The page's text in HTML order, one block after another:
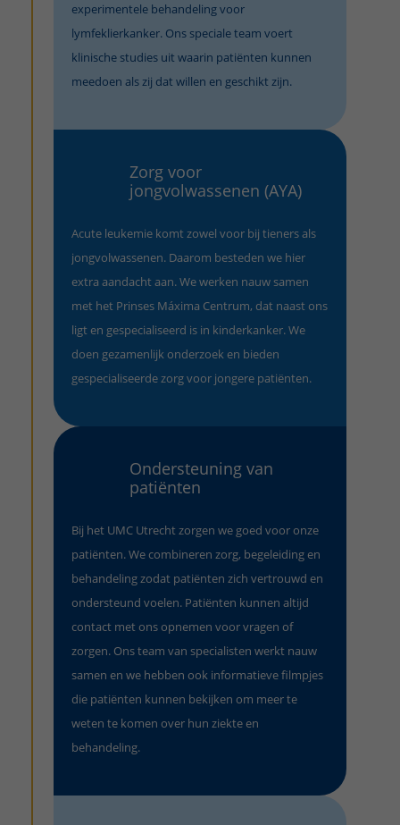
experimentele behandeling voor
lymfeklierkanker. Ons speciale team voert
klinische studies uit waarin patiënten kunnen
meedoen als zij dat willen en geschikt zijn.
Zorg voor
jongvolwassenen (AYA)
Acute leukemie komt zowel voor bij tieners als
jongvolwassenen. Daarom besteden we hier
extra aandacht aan. We werken nauw samen
met het Prinses Máxima Centrum, dat naast ons
ligt en gespecialiseerd is in kinderkanker. We
doen gezamenlijk onderzoek en bieden
gespecialiseerde zorg voor jongere patiënten.
Ondersteuning van
patiënten
Bij het UMC Utrecht zorgen we goed voor onze
patiënten. We combineren zorg, begeleiding en
behandeling zodat patiënten zich vertrouwd en
ondersteund voelen. Patiënten kunnen altijd
contact met ons opnemen voor vragen of
zorgen. Ons team van specialisten werkt nauw
samen en we hebben ook informatieve filmpjes
die patiënten kunnen bekijken om meer te
weten te komen over hun ziekte en
behandeling.